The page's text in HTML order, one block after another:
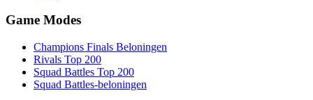
Game Modes
Champions Finals Beloningen
Rivals Top 200
Squad Battles Top 200
Squad Battles-beloningen